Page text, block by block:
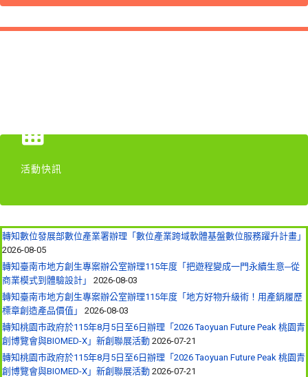
活動快訊
轉知數位發展部數位產業署辦理「數位產業跨域軟體基盤數位服務躍升計畫」
2026-08-05
轉知臺南市地方創生專案辦公室辦理115年度「把遊程變成一門永續生意─從
商業模式到體驗設計」
2026-08-03
轉知臺南市地方創生專案辦公室辦理115年度「地方好物升級術！用產銷履歷
標章創造產品價值」
2026-08-03
轉知桃園市政府於115年8月5日至6日辦理「2026 Taoyuan Future Peak 桃園青
創博覽會與BIOMED-X」新創聯展活動 2026-07-21
轉知桃園市政府於115年8月5日至6日辦理「2026 Taoyuan Future Peak 桃園青
創博覽會與BIOMED-X」新創聯展活動 2026-07-21